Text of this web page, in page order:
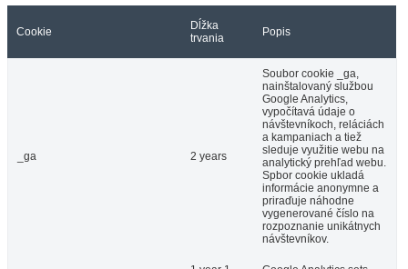
Cookie
Dĺžka
trvania
Popis
_ga 2 years
Soubor cookie _ga,
nainštalovaný službou
Google Analytics,
vypočítavá údaje o
návštevníkoch, reláciách
a kampaniach a tiež
sleduje využitie webu na
analytický prehľad webu.
Spbor cookie ukladá
informácie anonymne a
priraďuje náhodne
vygenerované číslo na
rozpoznanie unikátnych
návštevníkov.